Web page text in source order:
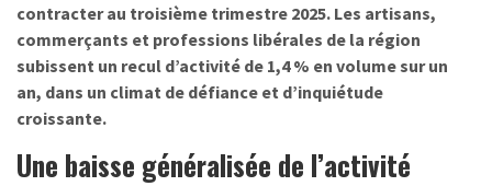
contracter au troisième trimestre 2025. Les artisans,
commerçants et professions libérales de la région
subissent un recul d’activité de 1,4 % en volume sur un
an, dans un climat de défiance et d’inquiétude
croissante.
Une baisse généralisée de l’activité